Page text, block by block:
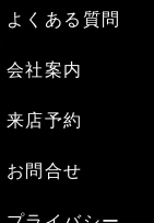
よくある質問
会社案内
来店予約
お問合せ